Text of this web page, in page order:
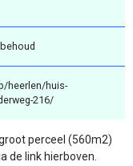
heerlen/huis-
216/
perceel (560m2)
de link hierboven.